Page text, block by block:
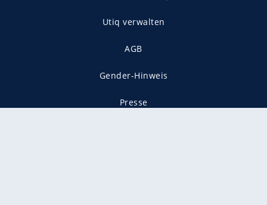
Utiq verwalten
AGB
Gender-Hinweis
Presse